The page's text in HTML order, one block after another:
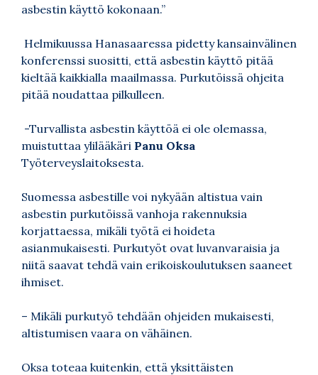
asbestin käyttö kokonaan.”
Helmikuussa Hanasaaressa pidetty kansainvälinen
konferenssi suositti, että asbestin käyttö pitää
kieltää kaikkialla maailmassa. Purkutöissä ohjeita
pitää noudattaa pilkulleen.
-Turvallista asbestin käyttöä ei ole olemassa,
muistuttaa ylilääkäri Panu Oksa
Työterveyslaitoksesta.
Suomessa asbestille voi nykyään altistua vain
asbestin purkutöissä vanhoja rakennuksia
korjattaessa, mikäli työtä ei hoideta
asianmukaisesti. Purkutyöt ovat luvanvaraisia ja
niitä saavat tehdä vain erikoiskoulutuksen saaneet
ihmiset.
– Mikäli purkutyö tehdään ohjeiden mukaisesti,
altistumisen vaara on vähäinen.
Oksa toteaa kuitenkin, että yksittäisten